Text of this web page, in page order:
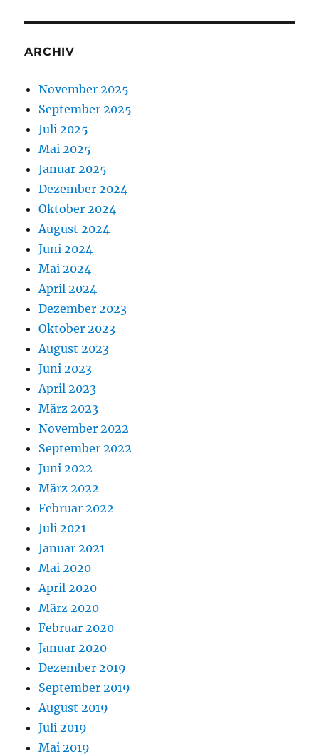
ARCHIV
November 2025
September 2025
Juli 2025
Mai 2025
Januar 2025
Dezember 2024
Oktober 2024
August 2024
Juni 2024
Mai 2024
April 2024
Dezember 2023
Oktober 2023
August 2023
Juni 2023
April 2023
März 2023
November 2022
September 2022
Juni 2022
März 2022
Februar 2022
Juli 2021
Januar 2021
Mai 2020
April 2020
März 2020
Februar 2020
Januar 2020
Dezember 2019
September 2019
August 2019
Juli 2019
Mai 2019